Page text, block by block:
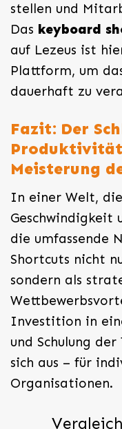
stellen und
Das keyboard
auf Lezeus ist
Plattform, um
dauerhaft zu
Fazit: Der
Meisterung
In einer Welt,
Geschwindigkeit
die umfassende
Shortcuts nicht
sondern als
Investition in
und Schulung
sich aus – für
Organisationen.